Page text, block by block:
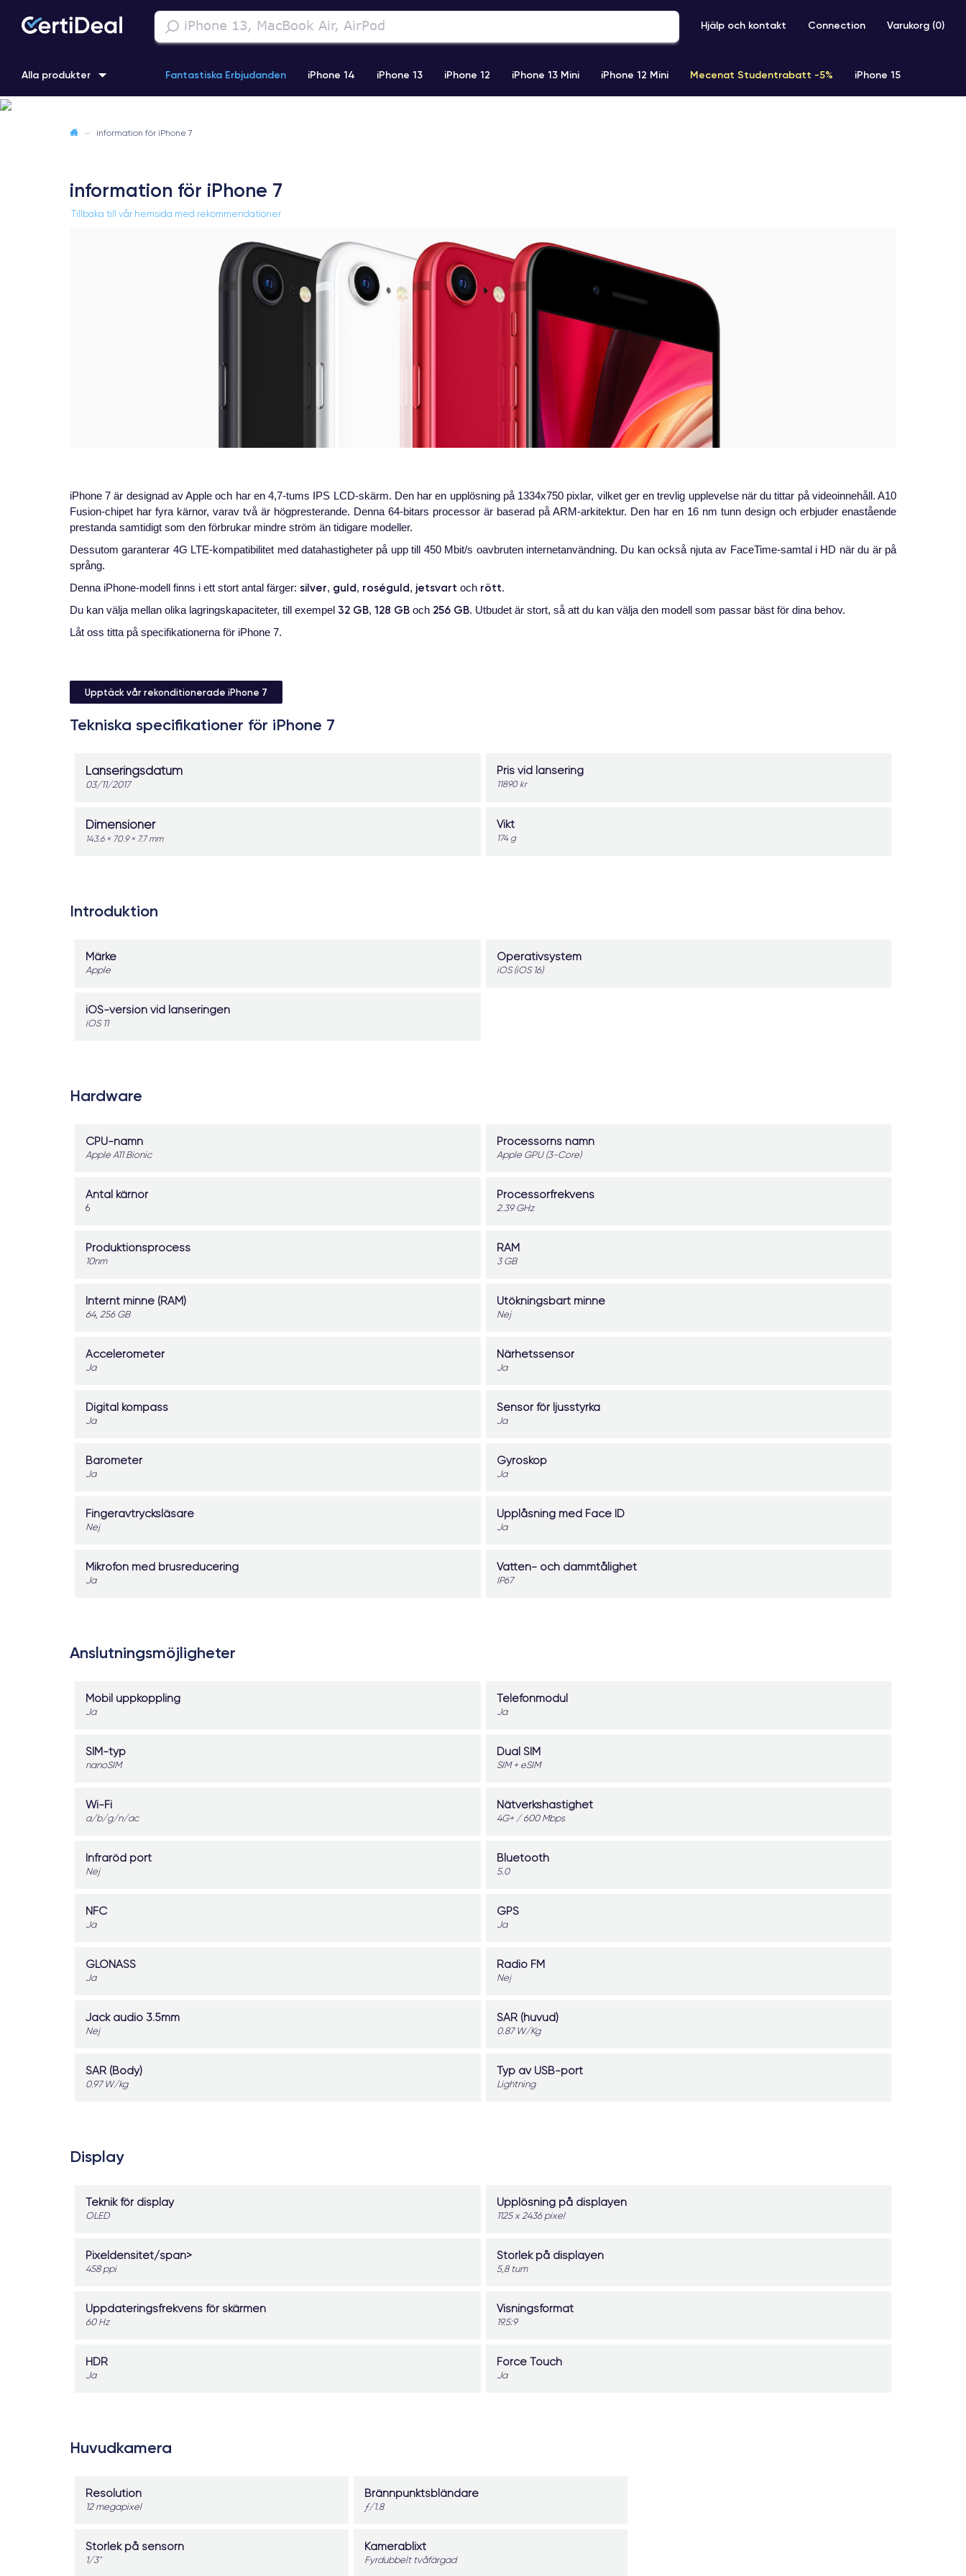
Hjälp och kontakt Connection Varukorg (0)
Alla produkter Fantastiska Erbjudanden iPhone 14 iPhone 13 iPhone 12 iPhone 13 Mini iPhone 12 Mini Mecenat Studentrabatt -5% iPhone 15
— information för iPhone 7
information för iPhone 7
Tillbaka till vår hemsida med rekommendationer
iPhone 7 är designad av Apple och har en 4,7-tums IPS LCD-skärm. Den har en upplösning på 1334x750 pixlar, vilket ger en trevlig upplevelse när du tittar på videoinnehåll. A10
Fusion-chipet har fyra kärnor, varav två är högpresterande. Denna 64-bitars processor är baserad på ARM-arkitektur. Den har en 16 nm tunn design och erbjuder enastående
prestanda samtidigt som den förbrukar mindre ström än tidigare modeller.
Dessutom garanterar 4G LTE-kompatibilitet med datahastigheter på upp till 450 Mbit/s oavbruten internetanvändning. Du kan också njuta av FaceTime-samtal i HD när du är på
språng.
Denna iPhone-modell finns i ett stort antal färger: silver, guld, roséguld, jetsvart och rött.
Du kan välja mellan olika lagringskapaciteter, till exempel 32 GB, 128 GB och 256 GB. Utbudet är stort, så att du kan välja den modell som passar bäst för dina behov.
Låt oss titta på specifikationerna för iPhone 7.
Upptäck vår rekonditionerade iPhone 7
Tekniska specifikationer för iPhone 7
Lanseringsdatum
03/11/2017
Pris vid lansering
11890 kr
Dimensioner
143.6 × 70.9 × 7.7 mm
Vikt
174 g
Introduktion
Märke
Apple
Operativsystem
iOS (iOS 16)
iOS-version vid lanseringen
iOS 11
Hardware
CPU-namn
Apple A11 Bionic
Processorns namn
Apple GPU (3-Core)
Antal kärnor
6
Processorfrekvens
2.39 GHz
Produktionsprocess
10nm
RAM
3 GB
Internt minne (RAM)
64, 256 GB
Utökningsbart minne
Nej
Accelerometer
Ja
Närhetssensor
Ja
Digital kompass
Ja
Sensor för ljusstyrka
Ja
Barometer
Ja
Gyroskop
Ja
Fingeravtrycksläsare
Nej
Upplåsning med Face ID
Ja
Mikrofon med brusreducering
Ja
Vatten- och dammtålighet
IP67
Anslutningsmöjligheter
Mobil uppkoppling
Ja
Telefonmodul
Ja
SIM-typ
nanoSIM
Dual SIM
SIM + eSIM
Wi-Fi
a/b/g/n/ac
Nätverkshastighet
4G+ / 600 Mbps
Infraröd port
Nej
Bluetooth
5.0
NFC
Ja
GPS
Ja
GLONASS
Ja
Radio FM
Nej
Jack audio 3.5mm
Nej
SAR (huvud)
0.87 W/Kg
SAR (Body)
0.97 W/kg
Typ av USB-port
Lightning
Display
Teknik för display
OLED
Upplösning på displayen
1125 x 2436 pixel
Pixeldensitet/span>
458 ppi
Storlek på displayen
5,8 tum
Uppdateringsfrekvens för skärmen
60 Hz
Visningsformat
19.5:9
HDR
Ja
Force Touch
Ja
Huvudkamera
Resolution
12 megapixel
Brännpunktsbländare
ƒ/1.8
Storlek på sensorn
1/3"
Kamerablixt
Fyrdubbelt tvåfärgad